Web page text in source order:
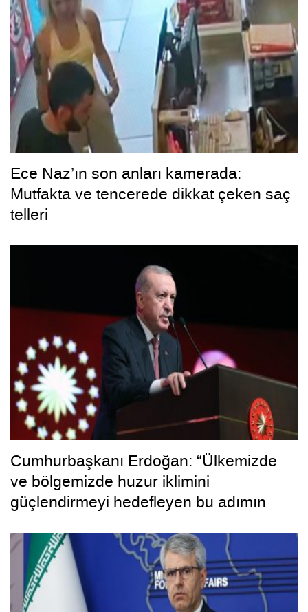
Ece Naz’ın son anları kamerada:
Mutfakta ve tencerede dikkat çeken saç
telleri
Cumhurbaşkanı Erdoğan: “Ülkemizde
ve bölgemizde huzur iklimini
güçlendirmeyi hedefleyen bu adımın